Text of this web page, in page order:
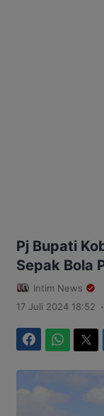
Pj Bupati
Sepak Bola
Intim News
17 Juli 2024 18:52 .